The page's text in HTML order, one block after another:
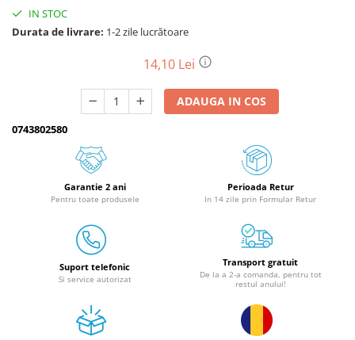
Drujbe cu acumulator
Unelte electrice busteni
Mori cereale si batoze porumb
Batoze - mori desfacat porumb
Granulatoare
Mori pentru cereale
Mori pentru furaje
Mori pentru furaje si resturi
Piese si accesorii mori
Tocatoare furaje si crengi
IN STOC
Durata de livrare: 1-2 zile lucrătoare
14,10 Lei
ADAUGA IN COS
0743802580
Garantie 2 ani
Pentru toate produsele
Perioada Retur
In 14 zile prin Formular Retur
Suport telefonic
Si service autorizat
Transport gratuit
De la a 2-a comanda, pentru tot
restul anului!